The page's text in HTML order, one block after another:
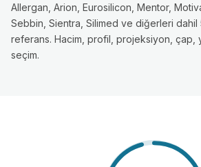
Allergan, Arion, Eurosilicon, Mentor,
Sebbin, Sientra, Silimed ve diğerleri
referans. Hacim, profil, projeksiyon, çap,
seçim.